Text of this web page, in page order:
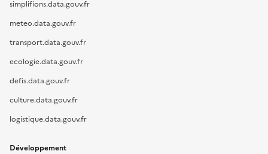
simplifions.data.gouv.fr
meteo.data.gouv.fr
transport.data.gouv.fr
ecologie.data.gouv.fr
defis.data.gouv.fr
culture.data.gouv.fr
logistique.data.gouv.fr
Développement